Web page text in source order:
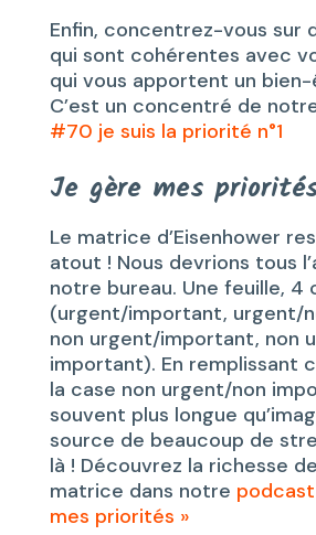
Enfin, concentrez-vous sur
qui sont cohérentes avec
qui vous apportent un
C’est un concentré de
#70 je suis la priorité n°1
Je gère mes
Le matrice d’Eisenhower
atout ! Nous devrions tous
notre bureau. Une feuille, 4
(urgent/important, urgent/
non urgent/important, non
important). En remplissant
la case non urgent/non
souvent plus longue
source de beaucoup de
là ! Découvrez la richesse
matrice dans notre
mes priorités »